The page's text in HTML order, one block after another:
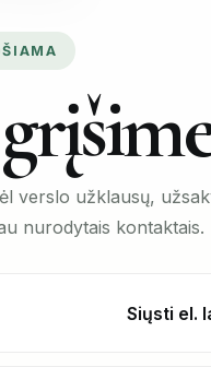
verslo užklausų,
nurodytais kontaktais.
Siųsti el.